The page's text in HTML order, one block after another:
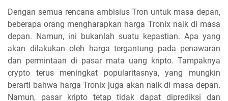
Dengan semua rencana ambisius Tron untuk masa depan,
beberapa orang mengharapkan harga Tronix naik di masa
depan. Namun, ini bukanlah suatu kepastian. Apa yang
akan dilakukan oleh harga tergantung pada penawaran
dan permintaan di pasar mata uang kripto. Tampaknya
crypto terus meningkat popularitasnya, yang mungkin
berarti bahwa harga Tronix juga akan naik di masa depan.
Namun, pasar kripto tetap tidak dapat diprediksi dan